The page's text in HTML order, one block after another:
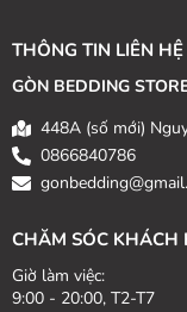
THÔNG TIN LIÊN HỆ
GÒN BEDDING
448A (số mới)
0866840786
CHĂM SÓC KHÁCH
Giờ làm việc:
9:00 - 20:00, T2-T7